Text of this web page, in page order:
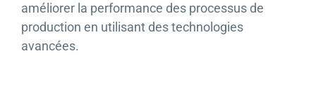
améliorer la performance des processus de
production en utilisant des technologies
avancées.